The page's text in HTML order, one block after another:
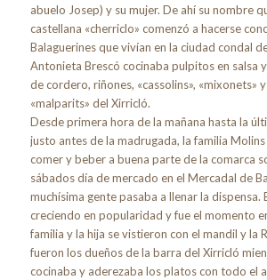
abuelo Josep) y su mujer. De ahí su nombre
castellana «cherriclo» comenzó a hacerse
Balaguerines que vivían en la ciudad condal
Antonieta Brescó cocinaba pulpitos en salsa
de cordero, riñones, «cassolins», «mixonets»
«malparits» del Xirricló.
Desde primera hora de la mañana hasta la
justo antes de la madrugada, la familia
comer y beber a buena parte de la comarca
sábados día de mercado en el Mercadal de
muchísima gente pasaba a llenar la dispensa.
creciendo en popularidad y fue el momento
familia y la hija se vistieron con el mandil y la
fueron los dueños de la barra del Xirricló
cocinaba y aderezaba los platos con todo el